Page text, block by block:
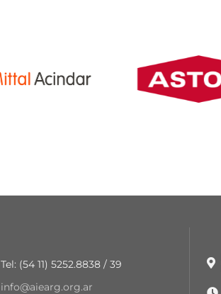
Tel: (54 11) 5252.8838 / 39
info@aiearg.org.ar